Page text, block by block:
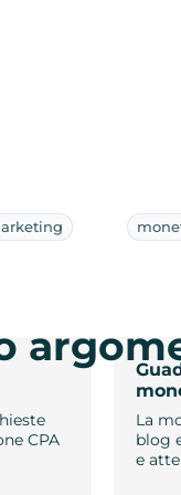
CPA
La
blog
e